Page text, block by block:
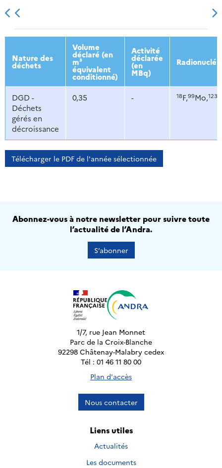
2013 2014 2015 2016
Nature des
déchets
Volume
déclaré (en
m³
équivalent
conditionné)
Activité
déclarée
(en
MBq)
DGD -
Déchets
gérés en
décroissance
0,35 - 18F,99Mo,123
Télécharger le PDF de l'année sélectionnée
Abonnez-vous à notre newsletter pour suivre toute
l’actualité de l’Andra.
S’abonner
1/7, rue Jean Monnet
Parc de la Croix-Blanche
92298 Châtenay-Malabry cedex
Tél : 01 46 11 80 00
Plan d'accès
Nous contacter
Liens utiles
Actualités
Les documents